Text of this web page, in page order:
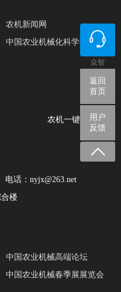
众智
返回
首页
用户
反馈
农机新闻网
中国农业机械化科学研究院
农机一键查
电话：nyjx@263.net
楼
中国农业机械高端论坛
中国农业机械春季展展览会